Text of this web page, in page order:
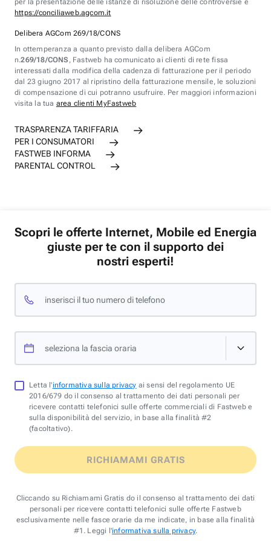
per la presentazione delle istanze di risoluzione delle controversie è
https://conciliaweb.agcom.it
Delibera AGCom 269/18/CONS
In ottemperanza a quanto previsto dalla delibera AGCom
n.269/18/CONS , Fastweb ha comunicato ai clienti di rete fissa
interessati dalla modifica della cadenza di fatturazione per il periodo
dal 23 giugno 2017 al ripristino della fatturazione mensile, le soluzioni
di compensazione di cui potranno usufruire. Per maggiori informazioni
visita la tua area clienti MyFastweb
TRASPARENZA TARIFFARIA
PER I CONSUMATORI
FASTWEB INFORMA
PARENTAL CONTROL
Scopri le offerte Internet, Mobile ed Energia
giuste per te con il supporto dei
nostri esperti!
inserisci il tuo numero di telefono
seleziona la fascia oraria
Letta l'informativa sulla privacy ai sensi del regolamento UE
2016/679 do il consenso al trattamento dei dati personali per
ricevere contatti telefonici sulle offerte commerciali di Fastweb e
sulla disponibilità del servizio, in base alla finalità #2
(facoltativo).
RICHIAMAMI GRATIS
Cliccando su Richiamami Gratis do il consenso al trattamento dei dati
personali per ricevere contatti telefonici sulle offerte Fastweb
esclusivamente nelle fasce orarie da me indicate, in base alla finalità
#1. Leggi l'informativa sulla privacy.